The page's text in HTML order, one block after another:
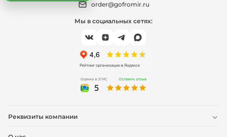
order@gofromir.ru
Мы в социальных сетях:
Реквизиты компании